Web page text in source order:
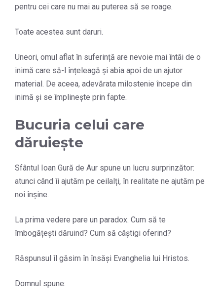
pentru cei care nu mai au puterea să se roage.
Toate acestea sunt daruri.
Uneori, omul aflat în suferință are nevoie mai întâi de o
inimă care să-l înțeleagă și abia apoi de un ajutor
material. De aceea, adevărata milostenie începe din
inimă și se împlinește prin fapte.
Bucuria celui care
dăruiește
Sfântul Ioan Gură de Aur spune un lucru surprinzător:
atunci când îi ajutăm pe ceilalți, în realitate ne ajutăm pe
noi înșine.
La prima vedere pare un paradox. Cum să te
îmbogățești dăruind? Cum să câștigi oferind?
Răspunsul îl găsim în însăși Evanghelia lui Hristos.
Domnul spune: